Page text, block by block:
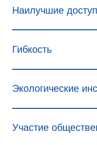
Наилучшие
Гибкость
Экологические
Участие